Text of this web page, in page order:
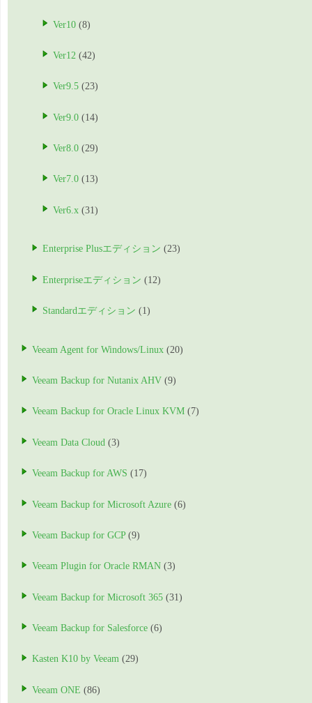
Ver10 (8)
Ver12 (42)
Ver9.5 (23)
Ver9.0 (14)
Ver8.0 (29)
Ver7.0 (13)
Ver6.x (31)
Enterprise Plusエディション (23)
Enterpriseエディション (12)
Standardエディション (1)
Veeam Agent for Windows/Linux (20)
Veeam Backup for Nutanix AHV (9)
Veeam Backup for Oracle Linux KVM (7)
Veeam Data Cloud (3)
Veeam Backup for AWS (17)
Veeam Backup for Microsoft Azure (6)
Veeam Backup for GCP(9)
Veeam Plugin for Oracle RMAN (3)
Veeam Backup for Microsoft 365 (31)
Veeam Backup for Salesforce (6)
Kasten K10 by Veeam (29)
Veeam ONE (86)